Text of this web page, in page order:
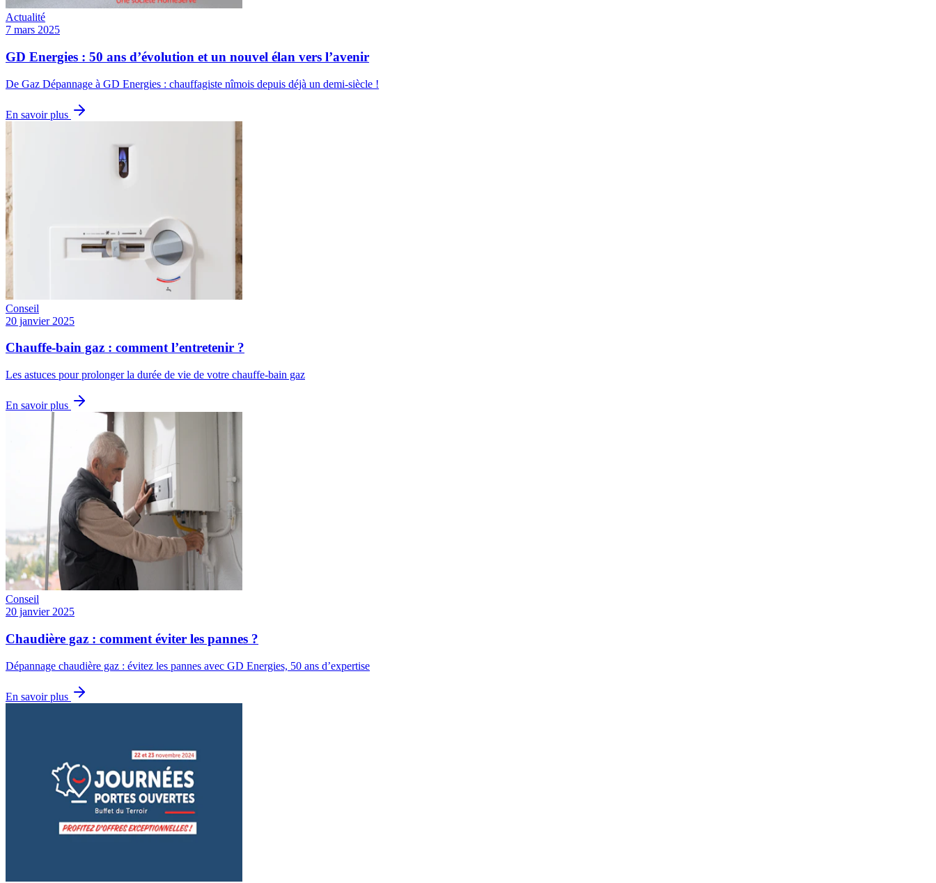
Actualité
7 mars 2025
GD Energies : 50 ans d’évolution et un nouvel élan vers l’avenir
De Gaz Dépannage à GD Energies : chauffagiste nîmois depuis déjà un demi-siècle !
En savoir plus
Conseil
20 janvier 2025
Chauffe-bain gaz : comment l’entretenir ?
Les astuces pour prolonger la durée de vie de votre chauffe-bain gaz
En savoir plus
Conseil
20 janvier 2025
Chaudière gaz : comment éviter les pannes ?
Dépannage chaudière gaz : évitez les pannes avec GD Energies, 50 ans d’expertise
En savoir plus